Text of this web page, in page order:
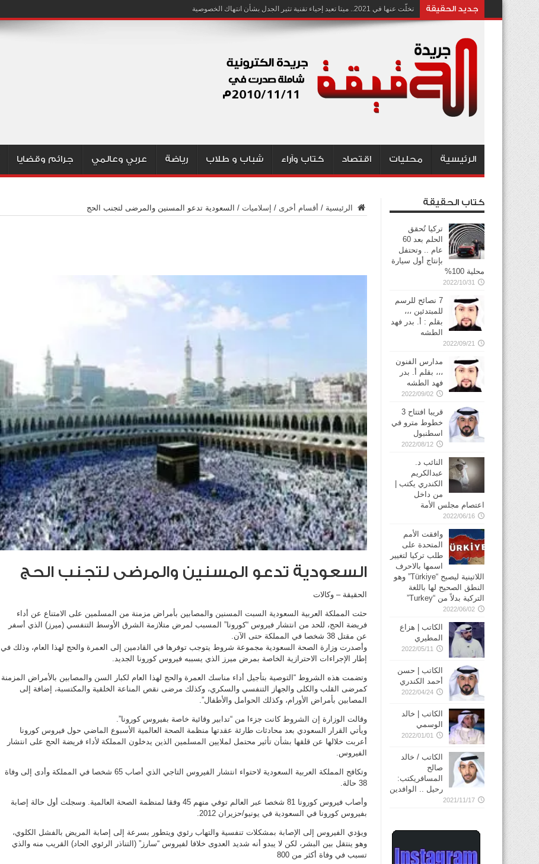
جديد الحقيقة تخلّت عنها في 2021.. ميتا تعيد إحياء تقنية تثير الجدل بشأن انتهاك الخصوصية
الرئيسية محليات اقتصاد كتاب وآراء شباب و طلاب رياضة عربي وعالمي جرائم وقضايا
الرئيسية / أقسام أخرى / إسلاميات / السعودية تدعو المسنين والمرضى لتجنب الحج
السعودية تدعو المسنين والمرضى لتجنب الحج
الحقيقة – وكالات
حثت المملكة العربية السعودية السبت المسنين والمصابين بأمراض مزمنة من المسلمين على الامتناع عن أداء
فريضة الحج، للحد من انتشار فيروس “كورونا” المسبب لمرض متلازمة الشرق الأوسط التنفسي (ميرز) الذي أسفر
عن مقتل 38 شخصا في المملكة حتى الآن.
وأصدرت وزارة الصحة السعودية مجموعة شروط يتوجب توفرها في القادمين إلى العمرة والحج لهذا العام، وذلك في
إطار الإجراءات الاحترازية الخاصة بمرض ميرز الذي يسببه فيروس كورونا الجديد.
وتضمت هذه الشروط “التوصية بتأجيل أداء مناسك العمرة والحج لهذا العام لكبار السن والمصابين بالأمراض المزمنة
كمرضى القلب والكلى والجهاز التنفسي والسكري، وكذلك مرضى نقص المناعة الخلقية والمكتسبة، إضافة إلى
المصابين بأمراض الأورام، وكذلك الحوامل والأطفال”.
وقالت الوزارة إن الشروط كانت جزءا من “تدابير وقائية خاصة بفيروس كورونا”.
ويأتي القرار السعودي بعد محادثات طارئة عقدتها منظمة الصحة العالمية الأسبوع الماضي حول فيروس كورونا
أعربت خلالها عن قلقها بشأن تأثير محتمل لملايين المسلمين الذين يدخلون المملكة لأداء فريضة الحج على انتشار
الفيروس.
وتكافح المملكة العربية السعودية لاحتواء انتشار الفيروس التاجي الذي أصاب 65 شخصا في المملكة وأدى إلى وفاة
38 حالة.
وأصاب فيروس كورونا 81 شخصا عبر العالم توفي منهم 45 وفقا لمنظمة الصحة العالمية. وسجلت أول حالة إصابة
بفيروس كورونا في السعودية في يونيو/حزيران 2012.
ويؤدي الفيروس إلى الإصابة بمشكلات تنفسية والتهاب رئوي ويتطور بسرعة إلى إصابة المريض بالفشل الكلوي،
وهو ينتقل بين البشر، لكن لا يبدو أنه شديد العدوى خلافا لفيروس “سارز” (التناذر الرئوي الحاد) القريب منه والذي
تسبب في وفاة أكثر من 800
كتاب الحقيقة
تركيا تُحقق
الحلم بعد 60
عام .. وتحتفل
بإنتاج أول سيارة
محلية 100%
2022/10/31
7 نصائح للرسم
للمبتدئين ،،،
بقلم : أ. بدر فهد
الطشه
2022/09/21
مدارس الفنون
،،، بقلم أ. بدر
فهد الطشه
2022/09/02
قريبا افتتاح 3
خطوط مترو في
2022/08/12
النائب د.
عبدالكريم
الكندري يكتب |
من داخل
اعتصام مجلس الأمة
2022/06/16
وافقت الأمم
المتحدة على
طلب تركيا لتغيير
اسمها بالاحرف
اللاتينية ليصبح “Türkiye” وهو
النطق الصحيح لها باللغة
التركية بدلاً من “Turkey”
2022/06/02
الكاتب | هزاع
المطيري
2022/05/11
الكاتب | حسن
أحمد الكندري
2022/04/24
الكاتب | خالد
الوسمي
2022/01/01
الكاتب / خالد
صالح
المسافريكتب:
رحيل .. الوافدين
2021/11/17